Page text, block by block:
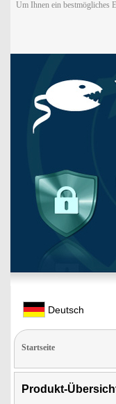
Um Ihnen ein bestmögliches
Deutsch
Startseite
Produkt-